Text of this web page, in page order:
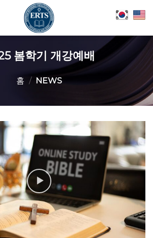
봄학기 개강예배
홈 / NEWS